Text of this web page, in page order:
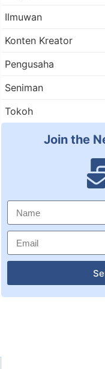
Ilmuwan
Konten Kreator​
Pengusaha
Seniman
Tokoh
Join the